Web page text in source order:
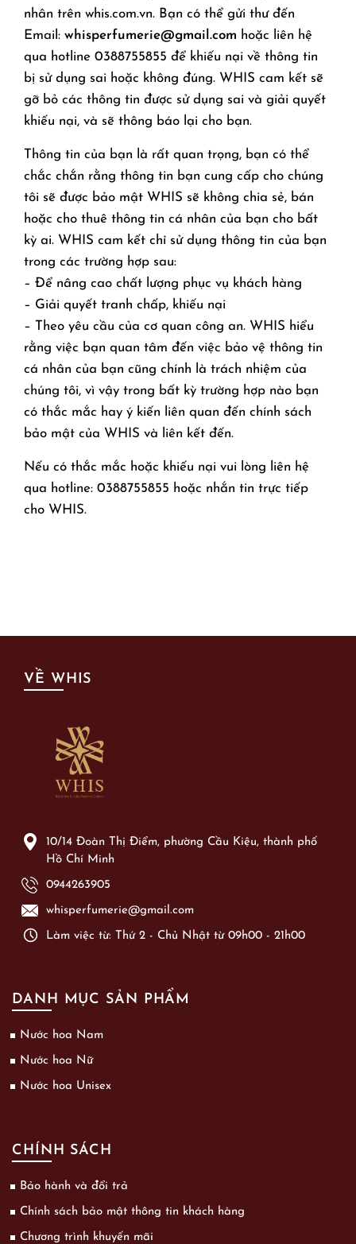
nhân trên whis.com.vn. Bạn có thể gửi thư đến
Email: whisperfumerie@gmail.com hoặc liên hệ
qua hotline 0388755855 để khiếu nại về thông tin
bị sử dụng sai hoặc không đúng. WHIS cam kết sẽ
gỡ bỏ các thông tin được sử dụng sai và giải quyết
khiếu nại, và sẽ thông báo lại cho bạn.
Thông tin của bạn là rất quan trọng, bạn có thể
chắc chắn rằng thông tin bạn cung cấp cho chúng
tôi sẽ được bảo mật WHIS sẽ không chia sẻ, bán
hoặc cho thuê thông tin cá nhân của bạn cho bất
kỳ ai. WHIS cam kết chỉ sử dụng thông tin của bạn
trong các trường hợp sau:
– Để nâng cao chất lượng phục vụ khách hàng
– Giải quyết tranh chấp, khiếu nại
– Theo yêu cầu của cơ quan công an. WHIS hiểu
rằng việc bạn quan tâm đến việc bảo vệ thông tin
cá nhân của bạn cũng chính là trách nhiệm của
chúng tôi, vì vậy trong bất kỳ trường hợp nào bạn
có thắc mắc hay ý kiến ​​liên quan đến chính sách
bảo mật của WHIS và liên kết đến.
Nếu có thắc mắc hoặc khiếu nại vui lòng liên hệ
qua hotline: 0388755855 hoặc nhắn tin trực tiếp
cho WHIS.
VỀ WHIS
10/14 Đoàn Thị Điểm, phường Cầu Kiệu, thành phố
Hồ Chí Minh
0944263905
whisperfumerie@gmail.com
Làm việc từ: Thứ 2 - Chủ Nhật từ 09h00 - 21h00
DANH MỤC SẢN PHẨM
Nước hoa Nam
Nước hoa Nữ
Nước hoa Unisex
CHÍNH SÁCH
Bảo hành và đổi trả
Chính sách bảo mật thông tin khách hàng
Chương trình khuyến mãi